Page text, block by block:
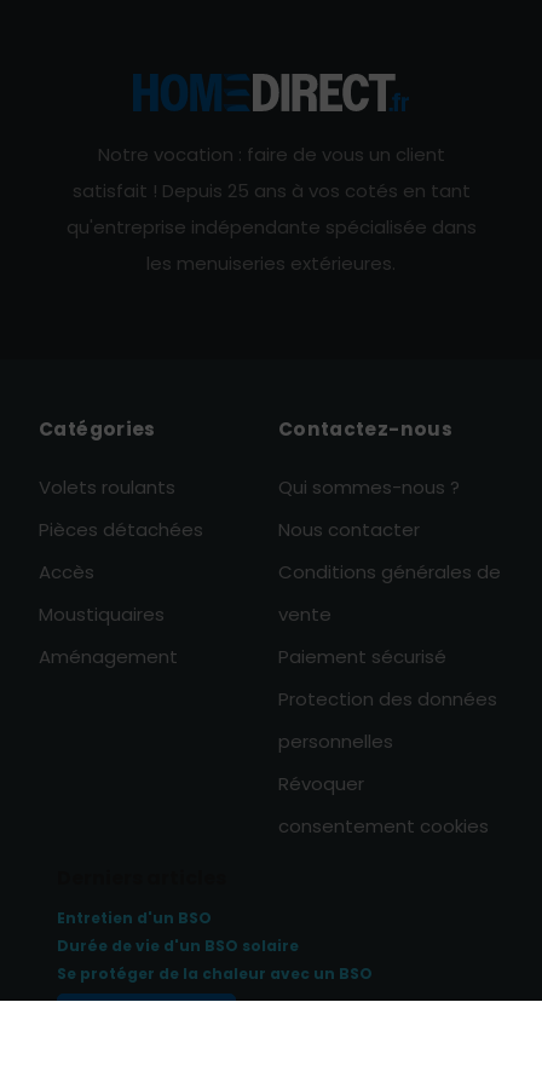
Notre vocation : faire de vous un client
satisfait ! Depuis 25 ans à vos cotés en tant
qu'entreprise indépendante spécialisée dans
les menuiseries extérieures.
Catégories
Volets roulants
Pièces détachées
Accès
Moustiquaires
Aménagement
Contactez-nous
Qui sommes-nous ?
Nous contacter
Conditions générales de
vente
Paiement sécurisé
Protection des données
personnelles
Révoquer
consentement cookies
Entretien d'un BSO
Durée de vie d'un BSO solaire
Se protéger de la chaleur avec un BSO